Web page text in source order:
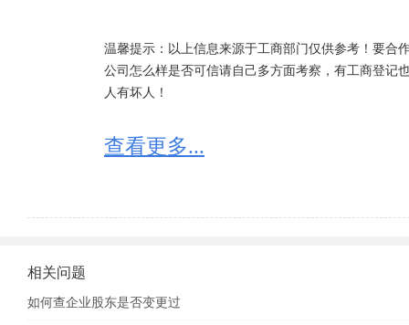
5、会被阻止出境；
6、列入工商黑名单，以后不能再担任法人代表。
如企业状态为：“停业”“清算”“注销”“吊销”的，请勿与
的；列入经营异常名录。
温馨提示：以上信息来源于工商部门仅供参考！要合
公司怎么样是否可信请自己多方面考察，有工商登记
人有坏人！
查看更多...
相关问题
如何查企业股东是否变更过